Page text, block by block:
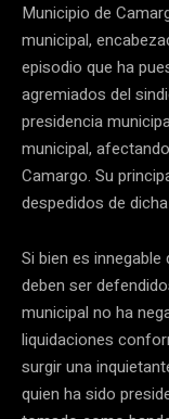
Municipio de
municipal,
episodio que ha
agremiados del
presidencia
municipal,
Camargo. Su
despedidos de
Si bien es
deben ser
municipal no ha
liquidaciones
surgir una
quien ha sido